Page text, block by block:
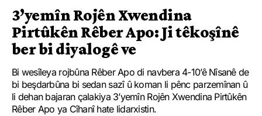
3’yemîn Rojên Xwendina
Pirtûkên Rêber Apo: Ji têkoşînê
ber bi diyalogê ve
Bi wesîleya rojbûna Rêber Apo di navbera 4-10’ê Nîsanê de
bi beşdarbûna bi sedan sazî û koman li pênc parzemînan û
li dehan bajaran çalakiya 3’yemîn Rojên Xwendina Pirtûkên
Rêber Apo ya Cîhanî hate lidarxistin.